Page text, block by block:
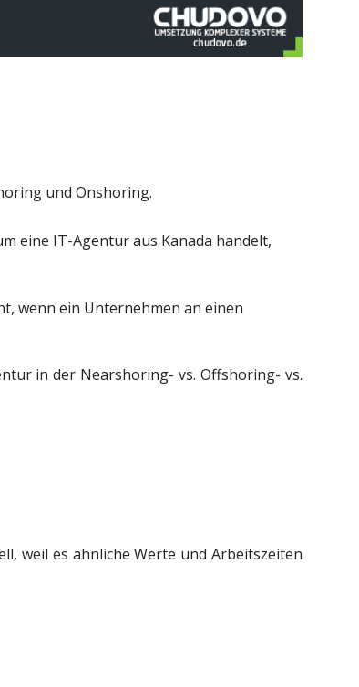
und Onshoring.
eine IT-Agentur aus Kanada handelt,
wenn ein Unternehmen an einen
in der Nearshoring- vs. Offshoring- vs.
weil es ähnliche Werte und Arbeitszeiten